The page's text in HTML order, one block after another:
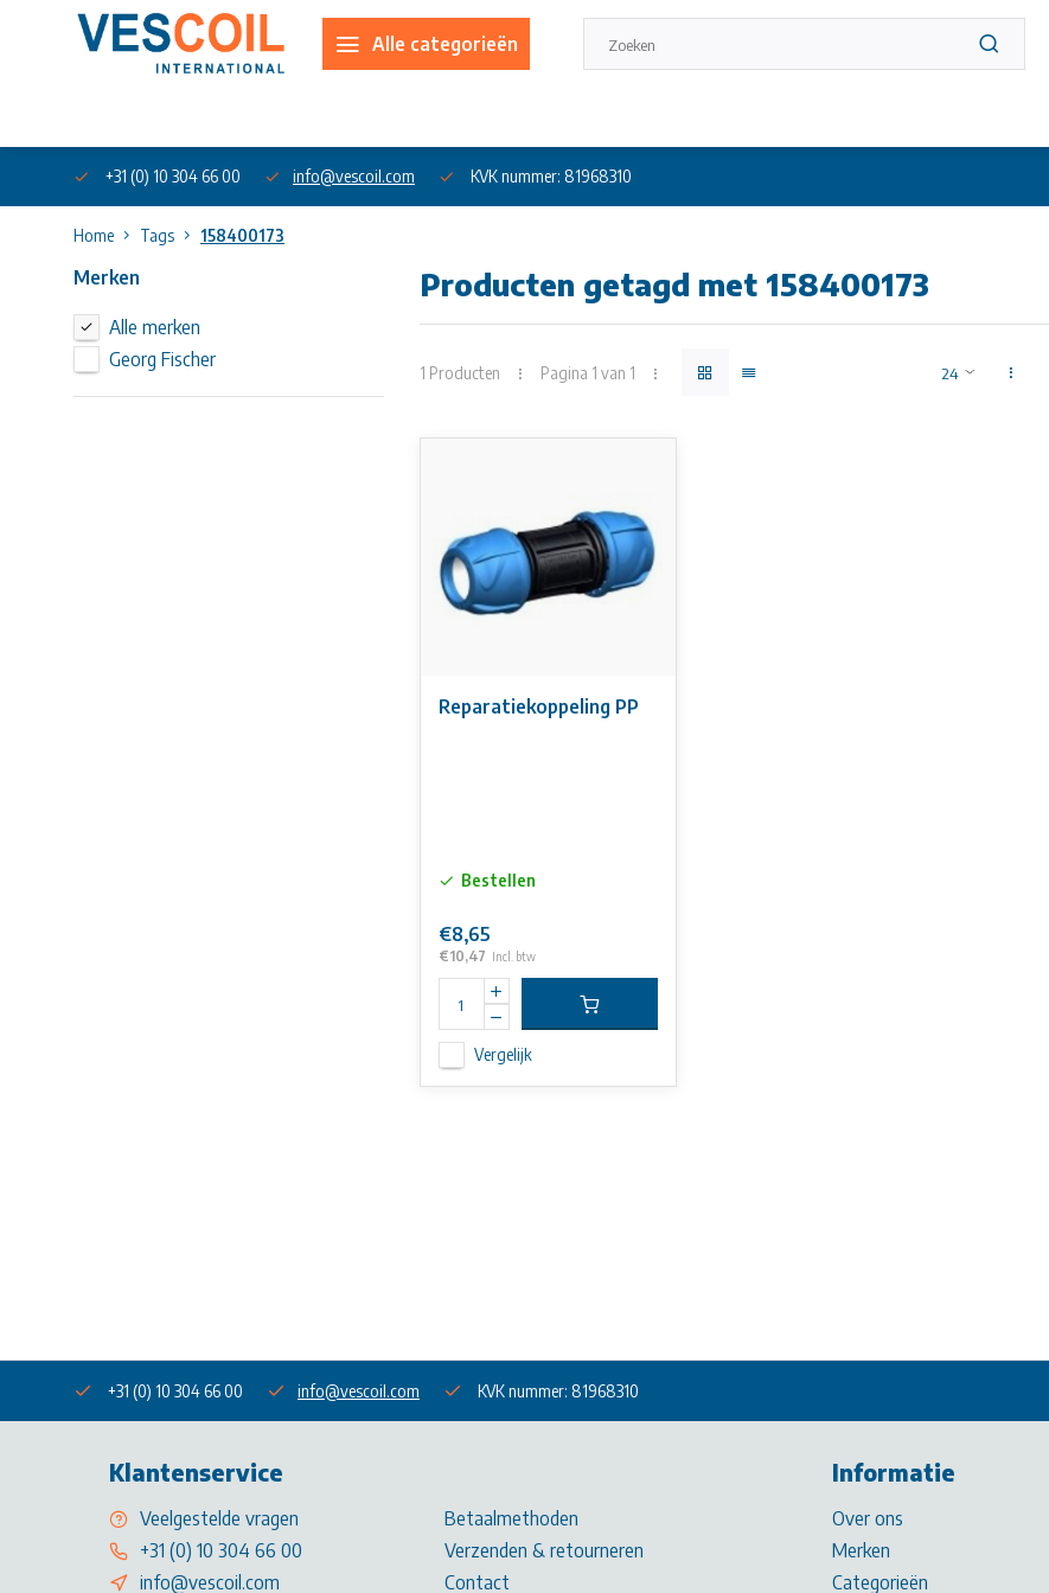
Alle categorieën
+31 (0) 10 304 66 00 info@vescoil.com KVK nummer: 81968310
Home Tags 158400173
Merken
Alle merken
Georg Fischer
Producten getagd met 158400173
1 Producten Pagina 1 van 1
Reparatiekoppeling PP
Bestellen
€8,65
€10,47 Incl. btw
Vergelijk
+31 (0) 10 304 66 00 info@vescoil.com KVK nummer: 81968310
Klantenservice
Veelgestelde vragen
+31 (0) 10 304 66 00
info@vescoil.com
Betaalmethoden
Verzenden & retourneren
Contact
Informatie
Over ons
Merken
Categorieën